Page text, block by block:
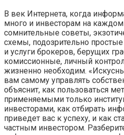
В век Интернета, когда
много и инвесторам на
сомнительные советы,
схемы, подозрительно
и услуги брокеров, берущих
комиссионные, личный
жизненно необходим.
вам самому управлять
объяснит, как пользоваться
применяемыми только
инвесторами, как отбирать
приведет вас к успеху, и как
частным инвестором.